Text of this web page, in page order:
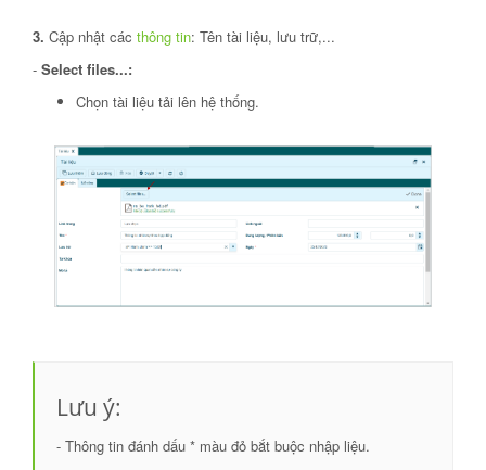
3. Cập nhật các thông tin: Tên tài liệu, lưu trữ,...
- Select files...:
Chọn tài liệu tải lên hệ thống.
Lưu ý:
- Thông tin đánh dấu * màu đỏ bắt buộc nhập liệu.